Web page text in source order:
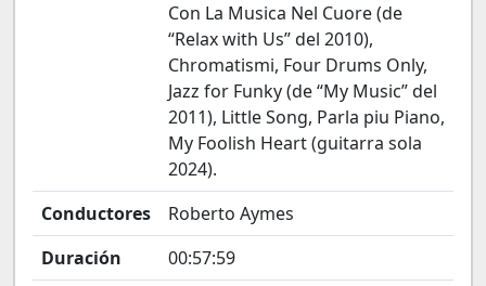
Con La Musica Nel Cuore (de
“Relax with Us” del 2010),
Chromatismi, Four Drums Only,
Jazz for Funky (de “My Music” del
2011), Little Song, Parla piu Piano,
My Foolish Heart (guitarra sola
2024).
Conductores
Roberto Aymes
Duración
00:57:59